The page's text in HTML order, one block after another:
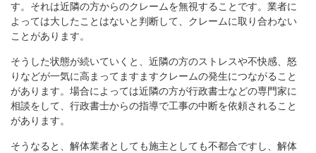
す。それは近隣の方からのクレームを無視することです。業者に
よっては大したことはないと判断して、クレームに取り合わない
ことがあります。
そうした状態が続いていくと、近隣の方のストレスや不快感、怒
りなどが一気に高まってますますクレームの発生につながること
があります。場合によっては近隣の方が行政書士などの専門家に
相談をして、行政書士からの指導で工事の中断を依頼されること
があります。
そうなると、解体業者としても施主としても不都合ですし、解体